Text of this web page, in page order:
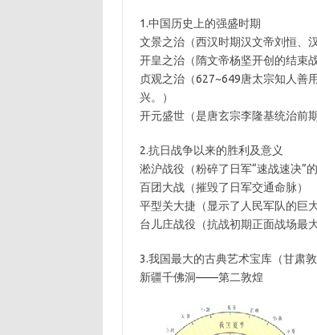
1.中国历史上的强盛时期
文景之治（西汉时期汉文帝刘恒、
开皇之治（隋文帝杨坚开创的结束
贞观之治（627~649唐太宗知人善
兴。）
开元盛世（是唐玄宗李隆基统治前
2.抗日战争以来的胜利及意义
淞沪战役（粉碎了日军“速战速决”的
百团大战（摧毁了日军交通命脉）
平型关大捷（显示了人民军队的巨大
台儿庄战役（抗战初期正面战场最
3.我国最大的古典艺术宝库（甘肃
新疆千佛洞——第二敦煌